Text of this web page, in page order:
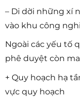
– Di dời những xí
vào khu công
Ngoài các yếu tố
phê duyệt còn
+ Quy hoạch hạ
vực quy hoạch